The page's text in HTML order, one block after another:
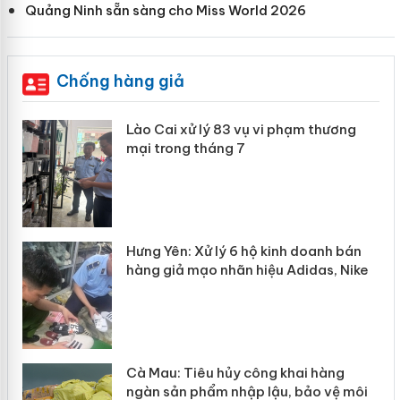
Quảng Ninh sẵn sàng cho Miss World 2026
Chống hàng giả
Lào Cai xử lý 83 vụ vi phạm thương
mại trong tháng 7
Hưng Yên: Xử lý 6 hộ kinh doanh bán
hàng giả mạo nhãn hiệu Adidas, Nike
Cà Mau: Tiêu hủy công khai hàng
ngàn sản phẩm nhập lậu, bảo vệ môi